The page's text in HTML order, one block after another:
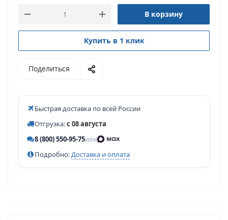
В корзину
Купить в 1 клик
Поделиться
Быстрая доставка по всей России
Отгрузка:с 08 августа
8 (800) 550-95-75или
Подробно:Доставка и оплата